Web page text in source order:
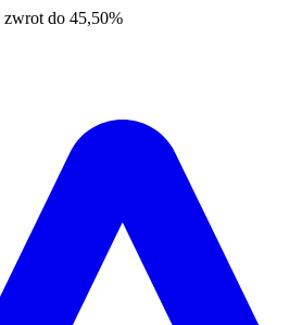
zwrot do 45,50%